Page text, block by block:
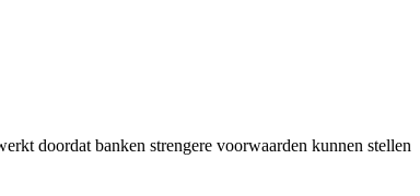
doordat banken strengere voorwaarden kunnen stellen